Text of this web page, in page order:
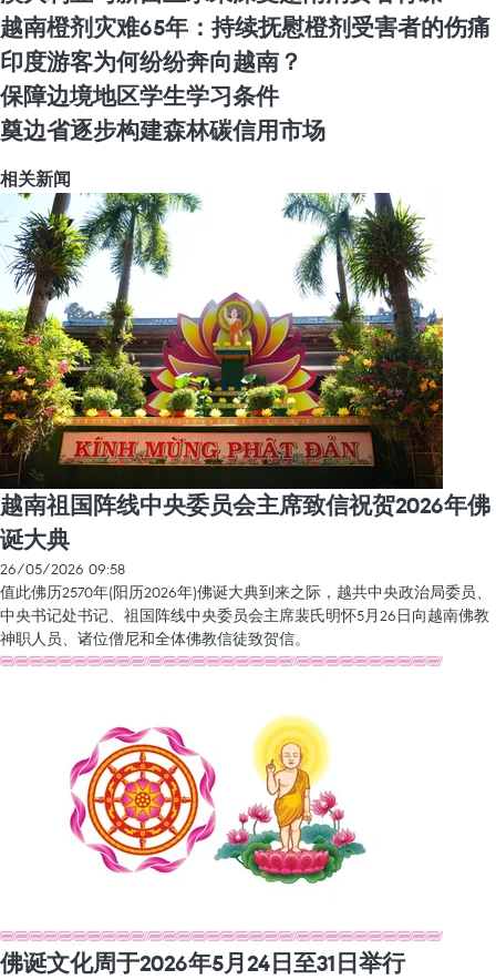
越南橙剂灾难65年：持续抚慰橙剂受害者的伤痛
印度游客为何纷纷奔向越南？
保障边境地区学生学习条件
奠边省逐步构建森林碳信用市场
相关新闻
越南祖国阵线中央委员会主席致信祝贺2026年佛
诞大典
26/05/2026 09:58
值此佛历2570年(阳历2026年)佛诞大典到来之际，越共中央政治局委员、
中央书记处书记、祖国阵线中央委员会主席裴氏明怀5月26日向越南佛教
神职人员、诸位僧尼和全体佛教信徒致贺信。
佛诞文化周于2026年5月24日至31日举行